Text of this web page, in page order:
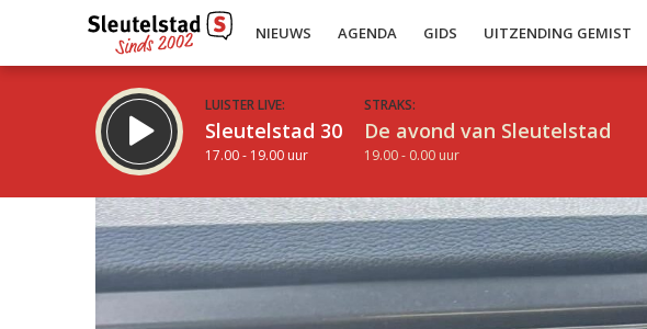
NIEUWS AGENDA GIDS UITZENDING GEMIST
LUISTER LIVE:
Sleutelstad 30
17.00 - 19.00 uur
STRAKS:
De avond van Sleutelstad
19.00 - 0.00 uur